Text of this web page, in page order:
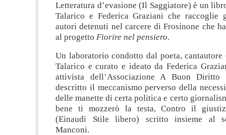
Letteratura d’evasione (Il Saggiatore) è un
Talarico e Federica Graziani che
autori detenuti nel carcere di Frosinone che
al progetto Fiorire nel pensiero.
Un laboratorio condotto dal poeta, cantautore
Talarico e curato e ideato da Federica
attivista dell’Associazione A Buon Diritto
descritto il meccanismo perverso della
delle manette di certa politica e certo
bene ti mozzerò la testa, Contro il
(Einaudi Stile libero) scritto insieme al
Manconi.